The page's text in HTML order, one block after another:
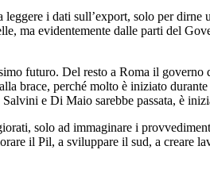
i dati sull’export, solo per
ma evidentemente dalle parti del
futuro. Del resto a Roma il
brace, perché molto è iniziato
e Di Maio sarebbe passata, è
solo ad immaginare i
il Pil, a sviluppare il sud, a creare